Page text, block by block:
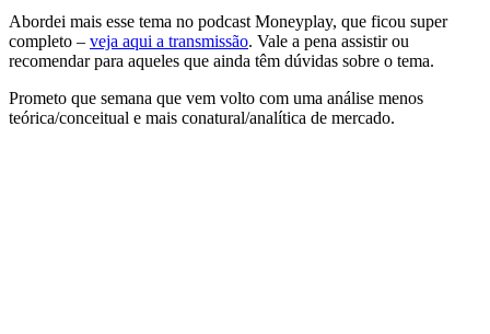
Abordei mais esse tema no podcast Moneyplay, que ficou super
completo – veja aqui a transmissão. Vale a pena assistir ou
recomendar para aqueles que ainda têm dúvidas sobre o tema.
Prometo que semana que vem volto com uma análise menos
teórica/conceitual e mais conatural/analítica de mercado.